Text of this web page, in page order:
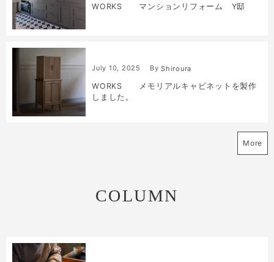
WORKS マンションリフォーム Y邸
July 10, 2025 By Shiroura
WORKS メモリアルキャビネットを製作
しました。
More
COLUMN